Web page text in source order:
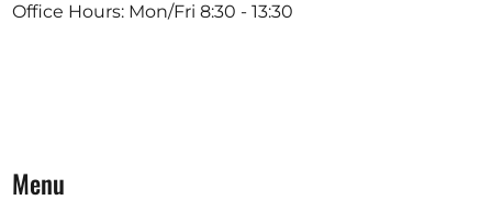
Office Hours: Mon/Fri 8:30 - 13:30
Menu